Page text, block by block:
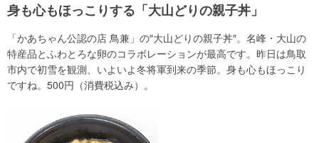
身も心もほっこりする「大山どりの親子丼」
「かあちゃん公認の店 鳥兼」の″大山どりの親子丼″。名峰・大山の
特産品とふわとろな卵のコラボレーションが最高です。昨日は鳥取
市内で初雪を観測、いよいよ冬将軍到来の季節。身も心もほっこり
ですね。500円（消費税込み）。